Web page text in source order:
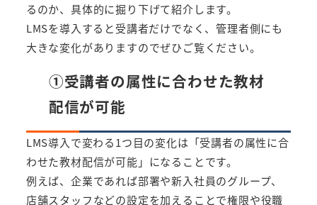
るのか、具体的に掘り下げて紹介します。
LMSを導入すると受講者だけでなく、管理者側にも
大きな変化がありますのでぜひご覧ください。
①受講者の属性に合わせた教材
配信が可能
LMS導入で変わる1つ目の変化は「受講者の属性に合
わせた教材配信が可能」になることです。
例えば、企業であれば部署や新入社員のグループ、
店舗スタッフなどの設定を加えることで権限や役職